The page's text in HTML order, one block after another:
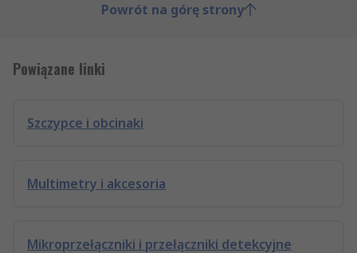
Powrót na górę strony
Powiązane linki
Szczypce i obcinaki
Multimetry i akcesoria
Mikroprzełączniki i przełączniki detekcyjne